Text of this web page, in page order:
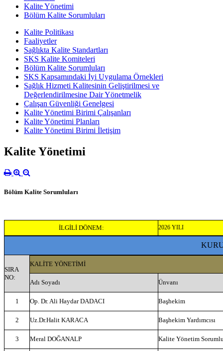
Kalite Yönetimi
Bölüm Kalite Sorumluları
Kalite Politikası
Faaliyetler
Sağlıkta Kalite Standartları
SKS Kalite Komiteleri
Bölüm Kalite Sorumluları
SKS Kapsamındaki İyi Uygulama Örnekleri
Sağlık Hizmeti Kalitesinin Geliştirilmesi ve
Değerlendirilmesine Dair Yönetmelik
Çalışan Güvenliği Genelgesi
Kalite Yönetimi Birimi Çalışanları
Kalite Yönetimi Planları
Kalite Yönetimi Birimi İletişim
Kalite Yönetimi
Bölüm Kalite Sorumluları
İLGİLİ DÖNEM: 2026 YILI
SIRA
NO:
KALİTE YÖNETİMİ
Adı Soyadı Ünvanı
1 Op. Dr. Ali Haydar DADACI Başhekim
2 Uz.Dr.Halit KARACA Başhekim Yardımcısı
3 Meral DOĞANALP Kalite Yönetim